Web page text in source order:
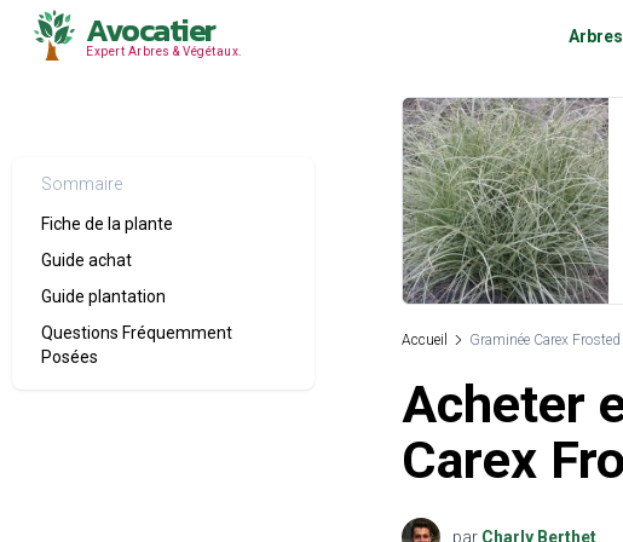
Avocatier
Expert Arbres & Végétaux.
Sommaire
Fiche de la plante
Guide achat
Guide plantation
Questions Fréquemment
Posées
Accueil Graminée Carex
Acheter
Carex
par Charly Berthet